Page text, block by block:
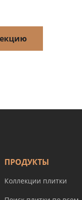
ПРОДУКТЫ
Коллекции плитки